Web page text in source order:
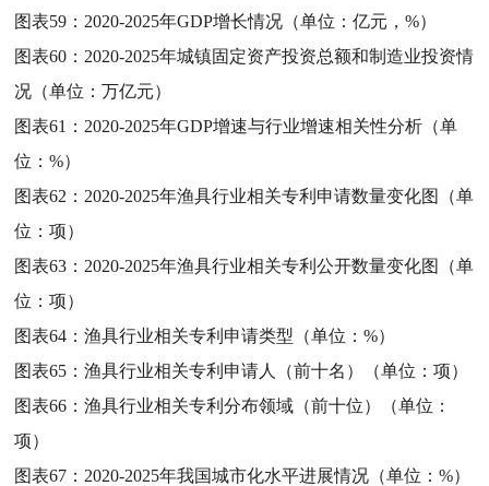
图表59： 2020-2025年GDP增长情况（单位：亿元，%）
图表60： 2020-2025年城镇固定资产投资总额和制造业投资情
况（单位：万亿元）
图表61： 2020-2025年GDP增速与行业增速相关性分析（单
位：%）
图表62： 2020-2025年渔具行业相关专利申请数量变化图（单
位：项）
图表63： 2020-2025年渔具行业相关专利公开数量变化图（单
位：项）
图表64：渔具行业相关专利申请类型（单位：%）
图表65：渔具行业相关专利申请人（前十名）（单位：项）
图表66：渔具行业相关专利分布领域（前十位）（单位：
项）
图表67： 2020-2025年我国城市化水平进展情况（单位：%）